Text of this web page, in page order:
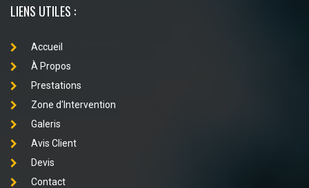
LIENS UTILES :
Accueil
À Propos
Prestations
Zone d'Intervention
Galeris
Avis Client
Devis
Contact